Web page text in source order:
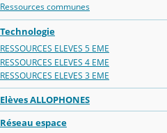
Ressources communes
Technologie
RESSOURCES ELEVES 5 EME
RESSOURCES ELEVES 4 EME
RESSOURCES ELEVES 3 EME
Elèves ALLOPHONES
Réseau espace